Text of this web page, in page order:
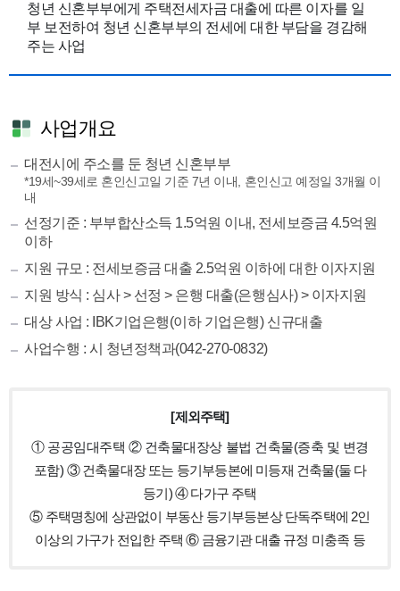
청년 신혼부부에게 주택전세자금 대출에 따른 이자를 일
부 보전하여 청년 신혼부부의 전세에 대한 부담을 경감해
주는 사업
사업개요
대전시에 주소를 둔 청년 신혼부부
*19세~39세로 혼인신고일 기준 7년 이내, 혼인신고 예정일 3개월 이
내
선정기준 : 부부합산소득 1.5억원 이내, 전세보증금 4.5억원
이하
지원 규모 : 전세보증금 대출 2.5억원 이하에 대한 이자지원
지원 방식 : 심사 > 선정 > 은행 대출(은행심사) > 이자지원
대상 사업 : IBK기업은행(이하 기업은행) 신규대출
사업수행 : 시 청년정책과(042-270-0832)
[제외주택]
① 공공임대주택 ② 건축물대장상 불법 건축물(증축 및 변경
포함) ③ 건축물대장 또는 등기부등본에 미등재 건축물(둘 다
등기)④ 다가구 주택
⑤ 주택명칭에 상관없이 부동산 등기부등본상 단독주택에 2인
이상의 가구가 전입한 주택⑥ 금융기관 대출 규정 미충족 등